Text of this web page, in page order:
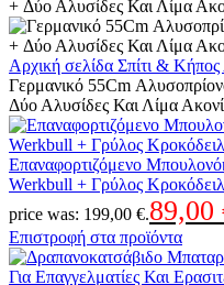
Αρχική σελίδα Σπίτι & Κήπος
Γερμανικό 55Cm
Δύο Αλυσίδες Και Λίμα
Επαναφορτιζόμενο
Werkbull + Γρύλος
price was: 199,00 €.89,00
Επιστροφή στα προϊόντα